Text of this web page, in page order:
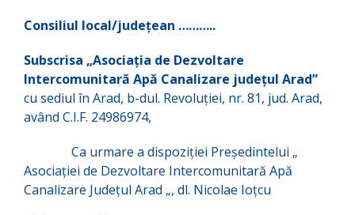
Consiliul local/judeţean ………..
Subscrisa „Asociaţia de Dezvoltare
Intercomunitară Apă Canalizare judeţul Arad”
cu sediul în Arad, b-dul. Revoluţiei, nr. 81, jud. Arad,
având C.I.F. 24986974,
Ca urmare a dispoziţiei Preşedintelui „
Asociaţiei de Dezvoltare Intercomunitară Apă
Canalizare Judeţul Arad „, dl. Nicolae Ioţcu